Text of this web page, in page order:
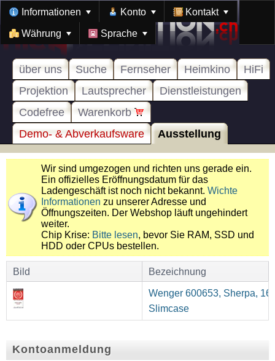
Informationen Konto Kontakt
Währung Sprache
über uns Suche Fernseher Heimkino
HiFi
Projektion
Lautsprecher
Dienstleistungen
Codefree
Warenkorb
Demo- & Abverkaufsware
Ausstellung
Kontoanmeldung
Wir sind umgezogen und richten uns gerade ein.
Ein offizielles Eröffnungsdatum für das
Ladengeschäft ist noch nicht bekannt. Wichte
Informationen zu unserer Adresse und
Öffnungszeiten. Der Webshop läuft ungehindert
weiter.
Chip Krise: Bitte lesen, bevor Sie RAM, SSD und
HDD oder CPUs bestellen.
Bild Bezeichnung
Wenger 600653, Sherpa, 16
Slimcase